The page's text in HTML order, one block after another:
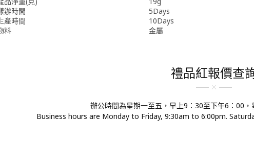
樣辦時間
5Days
生產時間
10Days
物料
金屬
禮品紅報價查
辦公時間為星期一至五，早上9：30至下午6：00，
Business hours are Monday to Friday, 9:30am to 6:00pm.